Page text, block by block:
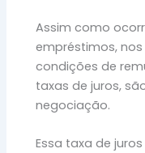
Assim como
empréstimos,
condições de
taxas de juros,
negociação.
Essa taxa de